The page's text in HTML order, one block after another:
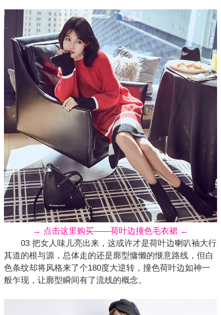
→ 点击这里购买——荷叶边撞色毛衣裙 ←
03 把女人味儿亮出来，这或许才是荷叶边喇叭袖大行
其道的根与源，总体走的还是廓型慵懒的惬意路线，但白
色条纹却将风格来了个180度大逆转，撞色荷叶边如神一
般乍现，让廓型瞬间有了流线的概念。